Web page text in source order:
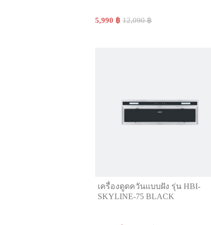
5,990 ฿ 12,090 ฿
เครื่องดูดควันแบบฝัง รุ่น HBI-
SKYLINE-75 BLACK